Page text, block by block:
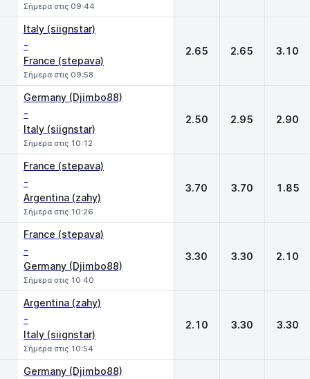
Σήμερα στις 09:44
Italy (siignstar)
-
France (stepava)
Σήμερα στις 09:58
2.65 2.65 3.10
Germany (Djimbo88)
-
Italy (siignstar)
Σήμερα στις 10:12
2.50 2.95 2.90
France (stepava)
-
Argentina (zahy)
Σήμερα στις 10:26
3.70 3.70 1.85
France (stepava)
-
Germany (Djimbo88)
Σήμερα στις 10:40
3.30 3.30 2.10
Argentina (zahy)
-
Italy (siignstar)
Σήμερα στις 10:54
2.10 3.30 3.30
Germany (Djimbo88)